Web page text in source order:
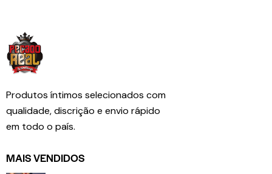
Produtos íntimos selecionados com
qualidade, discrição e envio rápido
em todo o país.
MAIS VENDIDOS